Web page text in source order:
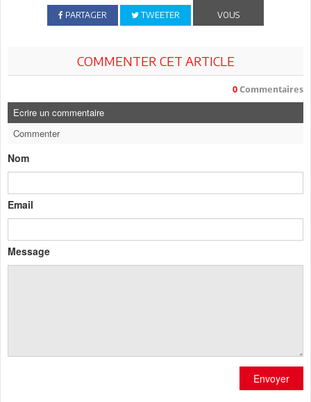
PARTAGER TWEETER
VOUS
COMMENTER CET ARTICLE
0 Commentaires
Ecrire un commentaire
Commenter
Nom
Email
Message
Envoyer